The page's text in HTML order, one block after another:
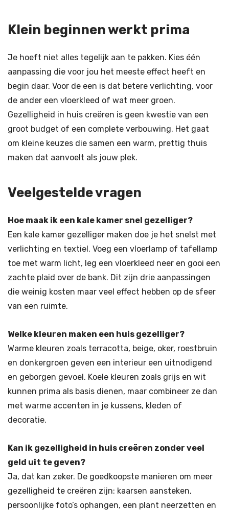
Klein beginnen werkt prima
Je hoeft niet alles tegelijk aan te pakken. Kies één
aanpassing die voor jou het meeste effect heeft en
begin daar. Voor de een is dat betere verlichting, voor
de ander een vloerkleed of wat meer groen.
Gezelligheid in huis creëren is geen kwestie van een
groot budget of een complete verbouwing. Het gaat
om kleine keuzes die samen een warm, prettig thuis
maken dat aanvoelt als jouw plek.
Veelgestelde vragen
Hoe maak ik een kale kamer snel gezelliger?
Een kale kamer gezelliger maken doe je het snelst met
verlichting en textiel. Voeg een vloerlamp of tafellamp
toe met warm licht, leg een vloerkleed neer en gooi een
zachte plaid over de bank. Dit zijn drie aanpassingen
die weinig kosten maar veel effect hebben op de sfeer
van een ruimte.
Welke kleuren maken een huis gezelliger?
Warme kleuren zoals terracotta, beige, oker, roestbruin
en donkergroen geven een interieur een uitnodigend
en geborgen gevoel. Koele kleuren zoals grijs en wit
kunnen prima als basis dienen, maar combineer ze dan
met warme accenten in je kussens, kleden of
decoratie.
Kan ik gezelligheid in huis creëren zonder veel
geld uit te geven?
Ja, dat kan zeker. De goedkoopste manieren om meer
gezelligheid te creëren zijn: kaarsen aansteken,
persoonlijke foto’s ophangen, een plant neerzetten en